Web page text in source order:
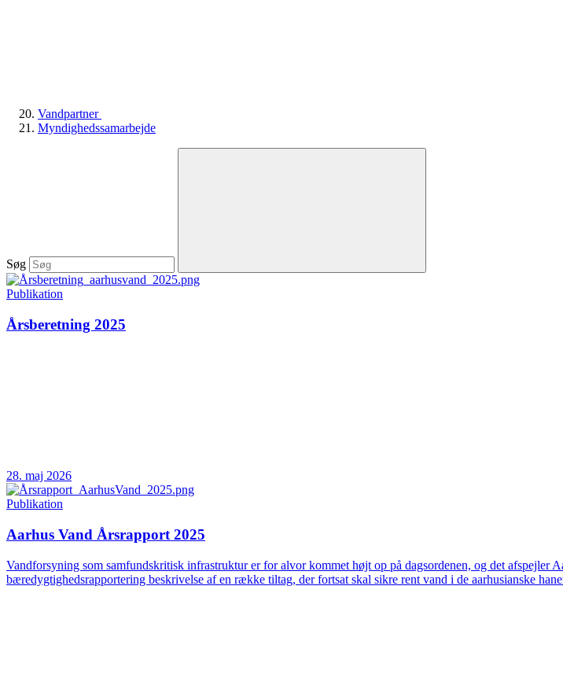
Vandpartner
Myndighedssamarbejde
Søg
Publikation
Årsberetning 2025
28. maj 2026
Publikation
Aarhus Vand Årsrapport 2025
Vandforsyning som samfundskritisk infrastruktur er for alvor kommet højt op på dagsordenen, og det afspejler
bæredygtighedsrapportering beskrivelse af en række tiltag, der fortsat skal sikre rent vand i de aarhusianske